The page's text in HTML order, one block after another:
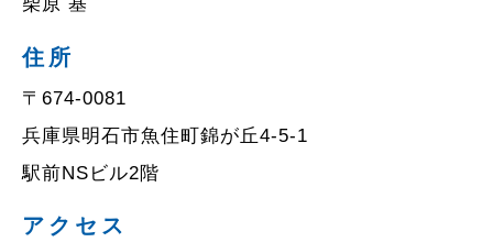
住所
〒674-0081
兵庫県明石市魚住町錦が丘4-5-1
駅前NSビル2階
アクセス